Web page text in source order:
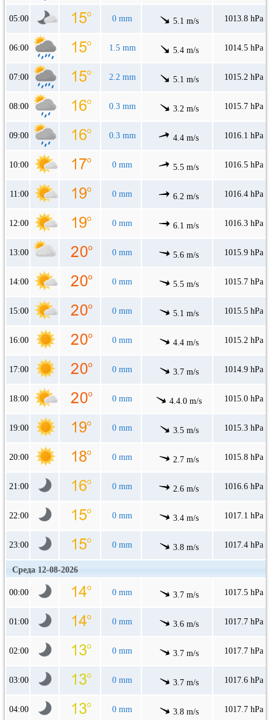
05:00 0 mm 5.1 m/s 1013.8 hPa
06:00 1.5 mm 5.4 m/s 1014.5 hPa
07:00 2.2 mm 5.1 m/s 1015.2 hPa
08:00 0.3 mm 3.2 m/s 1015.7 hPa
09:00 0.3 mm 4.4 m/s 1016.1 hPa
10:00 0 mm 5.5 m/s 1016.5 hPa
11:00 0 mm 6.2 m/s 1016.4 hPa
12:00 0 mm 6.1 m/s 1016.3 hPa
13:00 0 mm 5.6 m/s 1015.9 hPa
14:00 0 mm 5.5 m/s 1015.7 hPa
15:00 0 mm 5.1 m/s 1015.5 hPa
16:00 0 mm 4.4 m/s 1015.2 hPa
17:00 0 mm 3.7 m/s 1014.9 hPa
18:00 0 mm 4.4.0 m/s 1015.0 hPa
19:00 0 mm 3.5 m/s 1015.3 hPa
20:00 0 mm 2.7 m/s 1015.8 hPa
21:00 0 mm 2.6 m/s 1016.6 hPa
22:00 0 mm 3.4 m/s 1017.1 hPa
23:00 0 mm 3.8 m/s 1017.4 hPa
Среда 12-08-2026
00:00 0 mm 3.7 m/s 1017.5 hPa
01:00 0 mm 3.6 m/s 1017.7 hPa
02:00 0 mm 3.7 m/s 1017.7 hPa
03:00 0 mm 3.7 m/s 1017.6 hPa
04:00 0 mm 3.8 m/s 1017.7 hPa